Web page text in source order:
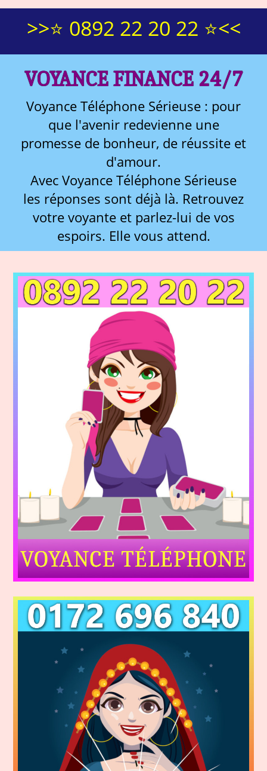
>>⭐ 0892 22 20 22 ⭐<<
VOYANCE FINANCE 24/7
Voyance Téléphone Sérieuse : pour
que l'avenir redevienne une
promesse de bonheur, de réussite et
d'amour.
Avec Voyance Téléphone Sérieuse
les réponses sont déjà là. Retrouvez
votre voyante et parlez-lui de vos
espoirs. Elle vous attend.